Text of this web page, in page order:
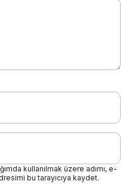
kullanılmak üzere adımı, e-
bu tarayıcıya kaydet.